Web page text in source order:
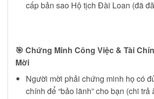
cấp bản sao Hộ tịch Đài Loan (đã
🎯 Chứng Minh Công Việc & Tài
Mời
Người mời phải chứng minh họ có
chính để “bảo lãnh” cho bạn (chi